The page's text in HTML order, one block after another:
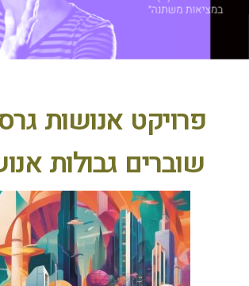
פרויקט אנושות
שוברים גבולות